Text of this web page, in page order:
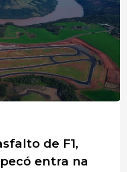
de F1,
entra na